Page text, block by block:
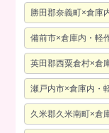
勝田郡奈義町×倉庫
備前市×倉庫内・軽
英田郡西粟倉村×倉
瀬戸内市×倉庫内・
久米郡久米南町×倉